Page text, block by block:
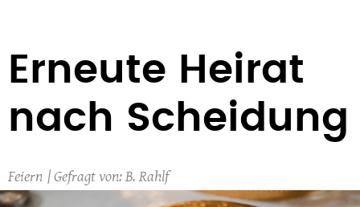
Erneute Heirat
nach Scheidung
Feiern B. Rahlf